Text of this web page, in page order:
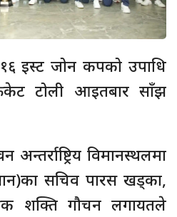
इस्ट जोन कपको उपाधि
टोली आइतबार साँझ
अन्तर्राष्ट्रिय विमानस्थलमा
सचिव पारस खड्का,
शक्ति गौचन लगायतले